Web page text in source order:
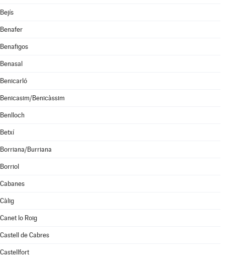
Bejís
Benafer
Benafigos
Benasal
Benicarló
Benicasim/Benicàssim
Benlloch
Betxí
Borriana/Burriana
Borriol
Cabanes
Càlig
Canet lo Roig
Castell de Cabres
Castellfort